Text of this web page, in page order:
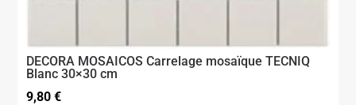
DECORA MOSAICOS Carrelage mosaïque TECNIQ
Blanc 30×30 cm
9,80€